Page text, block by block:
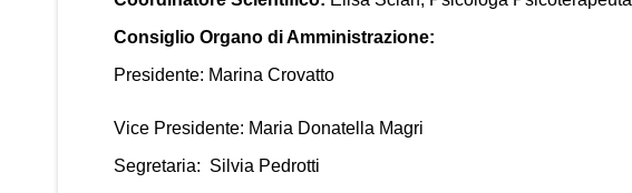
Consiglio Organo di Amministrazione:
Presidente: Marina Crovatto
Vice Presidente: Maria Donatella Magri
Segretaria: Silvia Pedrotti